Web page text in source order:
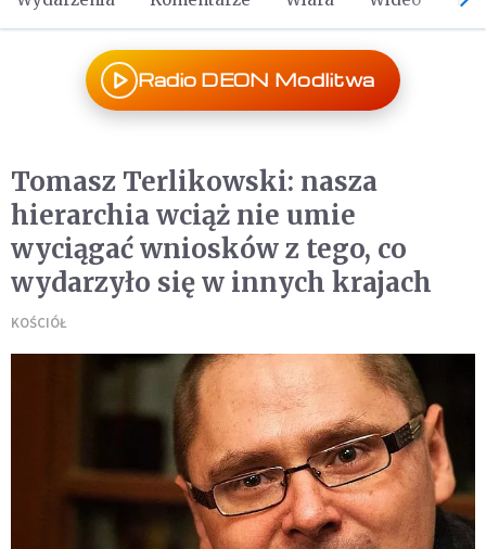
Radio DEON Modlitwa
Tomasz Terlikowski: nasza
hierarchia wciąż nie umie
wyciągać wniosków z tego, co
wydarzyło się w innych krajach
KOŚCIÓŁ